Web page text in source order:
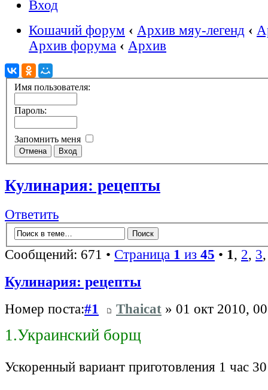
Вход
Кошачий форум ‹ Архив мяу-легенд ‹
Архив форума ‹ Архив
Имя пользователя:
Пароль:
Запомнить меня
Кулинария: рецепты
Ответить
Сообщений: 671 • Страница 1 из 45 • 1, 2, 3
Кулинария: рецепты
Номер поста:#1 Thaicat » 01 окт 2010,
1.Украинский борщ
Ускоренный вариант приготовления 1 час